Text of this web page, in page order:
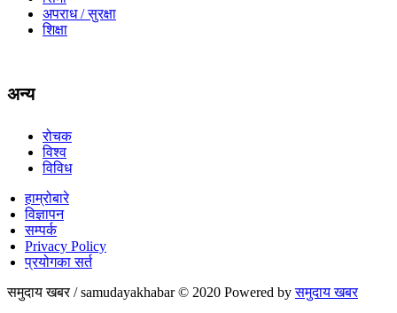
अपराध / सुरक्षा
शिक्षा
अन्य
रोचक
विश्व
विविध
हाम्रोबारे
विज्ञापन
सम्पर्क
Privacy Policy
प्रयोगका सर्त
समुदाय खबर / samudayakhabar © 2020 Powered byसमुदाय खबर